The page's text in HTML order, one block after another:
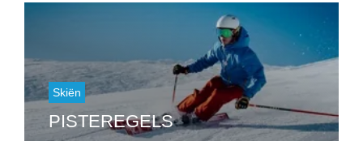
Skiën
PISTEREGELS